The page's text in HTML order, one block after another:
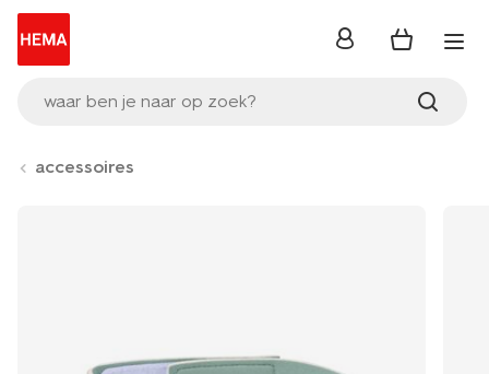
waar ben je naar op zoek?
inloggen
accessoires